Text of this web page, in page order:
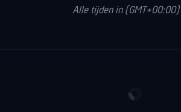
Alle tijden in (GMT+00:00)